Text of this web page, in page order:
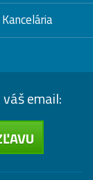
Kancelária
email: